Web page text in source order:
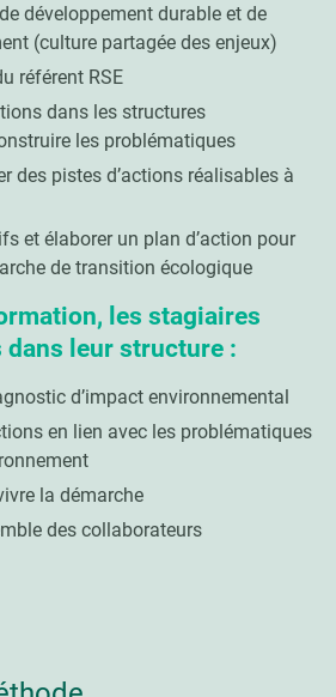
développement durable et de
(culture partagée des enjeux)
référent RSE
dans les structures
les problématiques
des pistes d’actions réalisables à
et élaborer un plan d’action pour
de transition écologique
les stagiaires
dans leur structure :
d’impact environnemental
en lien avec les problématiques
la démarche
des collaborateurs